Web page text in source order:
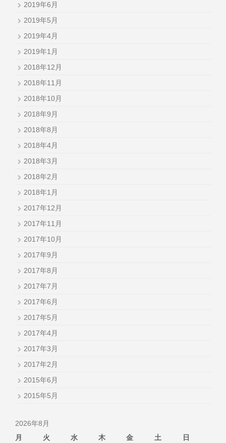
2019年6月
2019年5月
2019年4月
2019年1月
2018年12月
2018年11月
2018年10月
2018年9月
2018年8月
2018年4月
2018年3月
2018年2月
2018年1月
2017年12月
2017年11月
2017年10月
2017年9月
2017年8月
2017年7月
2017年6月
2017年5月
2017年4月
2017年3月
2017年2月
2015年6月
2015年5月
2026年8月
月
火 水 木 金 土
日